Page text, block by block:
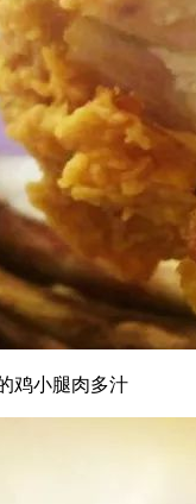
鸡小腿肉多汁